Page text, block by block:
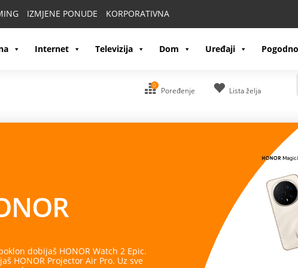
IZMJENE PONUDE KORPORATIVNA
Internet Televizija Dom Uređaji
0
Poređenje Lista želja
dobijaš HONOR Watch 2 Epic.
HONOR Projector Air Pro. Uz sve